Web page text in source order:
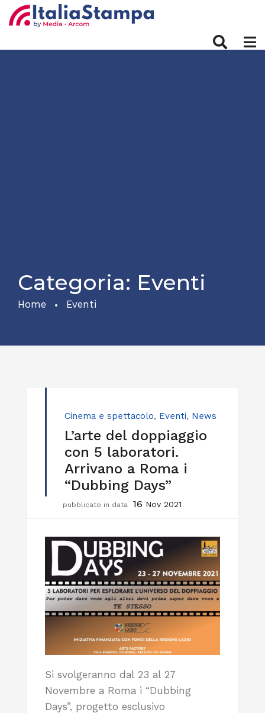
Categoria: Eventi
Home Eventi
Cinema e spettacolo, Eventi, News
L’arte del doppiaggio
con 5 laboratori.
Arrivano a Roma i
“Dubbing Days”
pubblicato in data 16 Nov 2021
Si svolgeranno dal 23 al 27
Novembre a Roma i “Dubbing
Days”, progetto esclusivo